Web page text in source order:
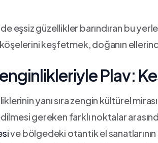
eşsiz güzellikler barındıran bu
köşelerini keşfetmek, doğanın
Plav:
yanı‍ sıra zengin kültürel
gereken farklı noktalar
ve bölgedeki otantik el